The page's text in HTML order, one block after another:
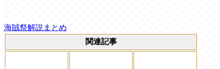
海賊祭解説まとめ
関連記事